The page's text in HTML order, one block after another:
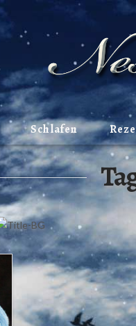
Schlafen